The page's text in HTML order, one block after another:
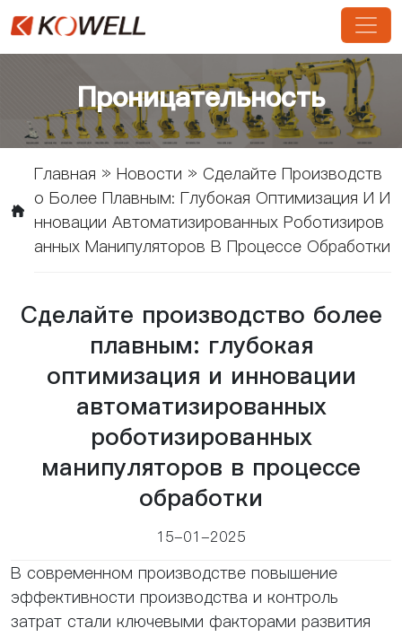
Проницательность
Главная » Новости » Сделайте Производств
О Более Плавным: Глубокая Оптимизация И И
Нновации Автоматизированных Роботизиров
Анных Манипуляторов В Процессе Обработки
Сделайте производство более
плавным: глубокая
оптимизация и инновации
автоматизированных
роботизированных
манипуляторов в процессе
обработки
15-01-2025
В современном производстве повышение
эффективности производства и контроль
затрат стали ключевыми факторами развития